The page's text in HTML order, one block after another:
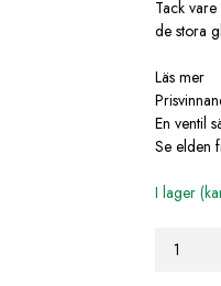
Tack
de stora
Läs mer
En ventil
Se elden
I lager
Jötul